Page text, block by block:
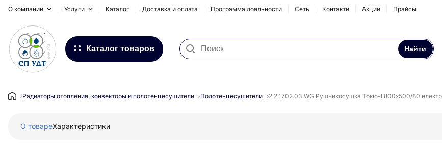
О компании Услуги Каталог Доставка и оплата Программа лояльности Сеть Контакти Акции Прайсы
Каталог товаров
Системы для наружных
Водоснабжение и Отопление
Найти
Радиаторы отопления, конвекторы и полотенцесушители Полотенцесушители 2.2.1702.03.WG Рушникосушка Токіо-I 800х500/80
О товареХарактеристики